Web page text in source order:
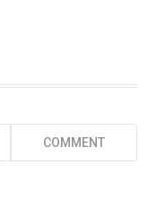
COMMENT